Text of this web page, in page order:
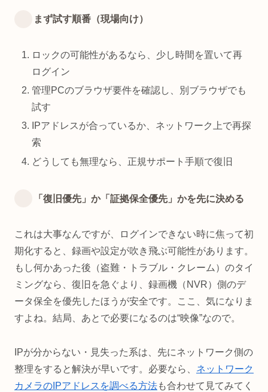
まず試す順番（現場向け）
ロックの可能性があるなら、少し時間を置いて再
ログイン
管理PCのブラウザ要件を確認し、別ブラウザでも
試す
IPアドレスが合っているか、ネットワーク上で再探
索
どうしても無理なら、正規サポート手順で復旧
「復旧優先」か「証拠保全優先」かを先に決める
これは大事なんですが、ログインできない時に焦って初
期化すると、録画や設定が吹き飛ぶ可能性があります。
もし何かあった後（盗難・トラブル・クレーム）のタイ
ミングなら、復旧を急ぐより、録画機（NVR）側のデ
ータ保全を優先したほうが安全です。ここ、気になりま
すよね。結局、あとで必要になるのは“映像”なので。
IPが分からない・見失った系は、先にネットワーク側の
整理をすると解決が早いです。必要なら、 ネットワーク
カメラのIPアドレスを調べる方法も合わせて見てみてく